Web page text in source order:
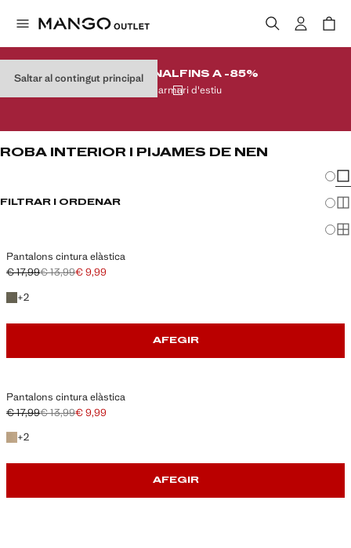
Saltar al contingut principal
REMAT FINAL FINS A -85%
Al teu armari d'estiu
ROBA INTERIOR I PIJAMES DE NEN
FILTRAR I ORDENAR
Pantalons cintura elàstica
Preu inicial ratllat [€ 17,99 ]
€ 17,99
Segon preu ratllat [€ 13,99 ]
€ 13,99
Preu actual [€ 9,99 ]
€ 9,99
+2
+2 colors
AFEGIR
Pantalons cintura elàstica
Preu inicial ratllat [€ 17,99 ]
€ 17,99
Segon preu ratllat [€ 13,99 ]
€ 13,99
Preu actual [€ 9,99 ]
€ 9,99
+2
+2 colors
AFEGIR